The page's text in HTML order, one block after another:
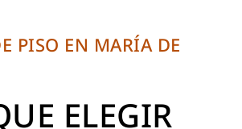
PISO EN MARÍA DE
ELEGIR